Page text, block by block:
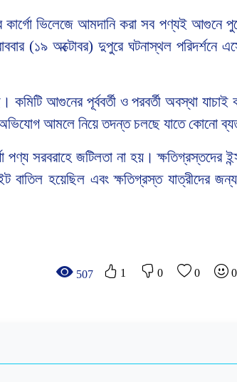
কার্গো ভিলেজে আমদানি করা সব পণ্যই আগুনে
(১৯ অক্টোবর) দুপুরে ঘটনাস্থল পরিদর্শনে
আগুনের পূর্ববর্তী ও পরবর্তী অবস্থা যাচাই
অভিযোগ আমলে নিয়ে তদন্ত চলছে যাতে কোনো
সরবরাহে জটিলতা না হয়। ক্ষতিগ্রস্তদের
বাতিল হয়েছিল এবং ক্ষতিগ্রস্ত যাত্রীদের
507 1 0 0 0